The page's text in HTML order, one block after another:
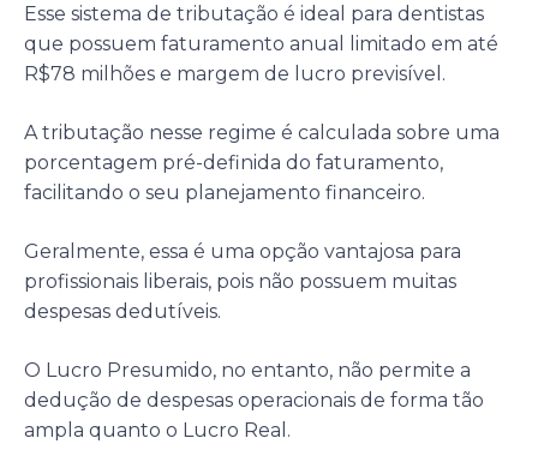
Esse sistema de tributação é ideal para dentistas
que possuem faturamento anual limitado em até
R$78 milhões e margem de lucro previsível.
A tributação nesse regime é calculada sobre uma
porcentagem pré-definida do faturamento,
facilitando o seu planejamento financeiro.
Geralmente, essa é uma opção vantajosa para
profissionais liberais, pois não possuem muitas
despesas dedutíveis.
O Lucro Presumido, no entanto, não permite a
dedução de despesas operacionais de forma tão
ampla quanto o Lucro Real.